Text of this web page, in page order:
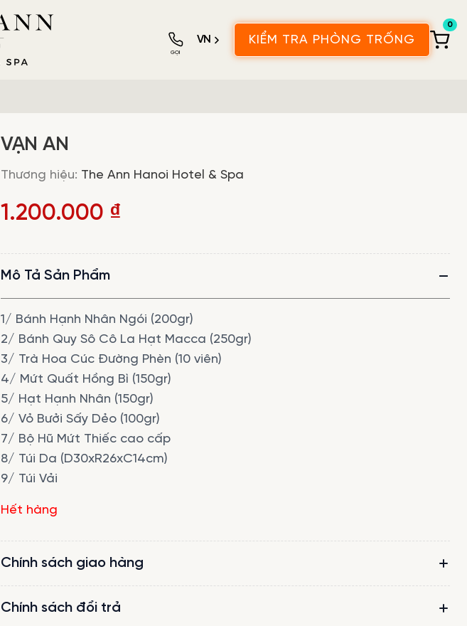
GỌI
VN KIỂM TRA PHÒNG TRỐNG
0
VẠN AN
Thương hiệu: The Ann Hanoi Hotel & Spa
1.200.000 ₫
Mô Tả Sản Phẩm
1/ Bánh Hạnh Nhân Ngói (200gr)
2/ Bánh Quy Sô Cô La Hạt Macca (250gr)
3/ Trà Hoa Cúc Đường Phèn (10 viên)
4/ Mứt Quất Hồng Bì (150gr)
5/ Hạt Hạnh Nhân (150gr)
6/ Vỏ Bưởi Sấy Dẻo (100gr)
7/ Bộ Hũ Mứt Thiếc cao cấp
8/ Túi Da (D30xR26xC14cm)
9/ Túi Vải
Hết hàng
Chính sách giao hàng
Chính sách đổi trả